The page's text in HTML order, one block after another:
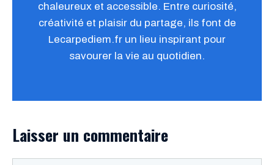
chaleureux et accessible. Entre curiosité,
créativité et plaisir du partage, ils font de
Lecarpediem.fr un lieu inspirant pour
savourer la vie au quotidien.
Laisser un commentaire